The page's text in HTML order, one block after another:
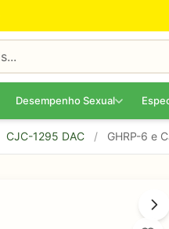
Desempenho Sexual
CJC-1295 DAC / GHRP-6 e